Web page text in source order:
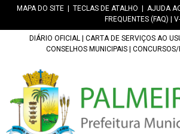
MAPA DO SITE TECLAS DE ATALHO
AJUDA
FREQUENTES (FAQ)
DIÁRIO OFICIAL CARTA DE SERVIÇOS AO
CONSELHOS MUNICIPAIS
CONCURSOS/